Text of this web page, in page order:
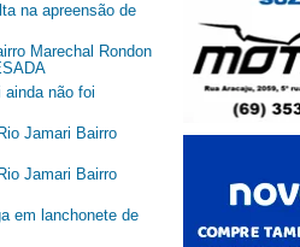
na apreensão de
Marechal Rondon
não foi
Jamari Bairro
Jamari Bairro
em lanchonete de